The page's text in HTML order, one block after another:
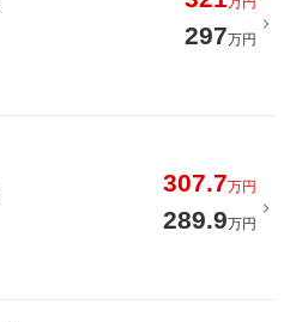
297万円
307.7万円
289.9万円